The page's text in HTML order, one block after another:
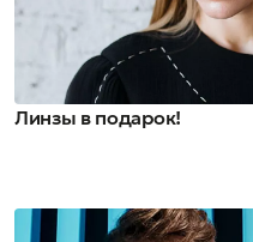
Линзы в подарок!